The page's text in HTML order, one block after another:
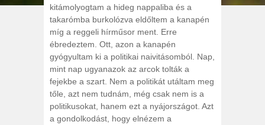
kitámolyogtam a hideg nappaliba és a
takarómba burkolózva eldőltem a kanapén
míg a reggeli hírműsor ment. Erre
ébredeztem. Ott, azon a kanapén
gyógyultam ki a politikai naivitásomból. Nap,
mint nap ugyanazok az arcok tolták a
fejekbe a szart. Nem a politikát utáltam meg
tőle, azt nem tudnám, még csak nem is a
politikusokat, hanem ezt a nyájországot. Azt
a gondolkodást, hogy elnézem a